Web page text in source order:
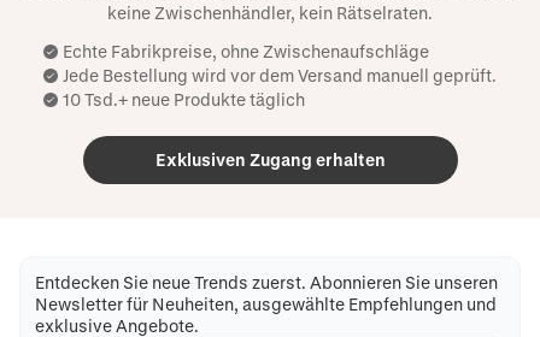
keine Zwischenhändler, kein Rätselraten.
Echte Fabrikpreise, ohne Zwischenaufschläge
Jede Bestellung wird vor dem Versand manuell geprüft.
10 Tsd.+ neue Produkte täglich
Exklusiven Zugang erhalten
Entdecken Sie neue Trends zuerst. Abonnieren Sie unseren
Newsletter für Neuheiten, ausgewählte Empfehlungen und
exklusive Angebote.